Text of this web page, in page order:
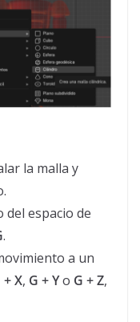
la malla y
espacio de
.
a un
+ X, G + Yo G + Z,